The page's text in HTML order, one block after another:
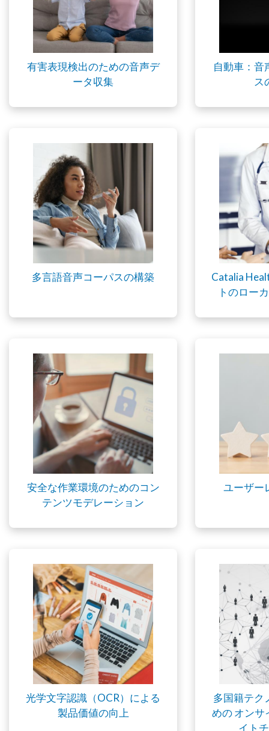
有害表現検出のための音声デ
ータ収集
自動車：音
ス
多言語音声コーパスの構築
Catalia
トのロー
安全な作業環境のためのコン
テンツモデレーション
ユーザー
光学文字認識（OCR）による
製品価値の向上
多国籍テク
めの オンサ
イト